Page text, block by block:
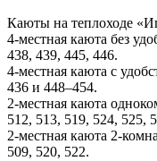
Каюты на теплоходе
4-местная каюта без
438, 439, 445, 446.
4-местная каюта с
436 и 448–454.
2-местная каюта
512, 513, 519, 524, 525,
2-местная каюта 2-
509, 520, 522.